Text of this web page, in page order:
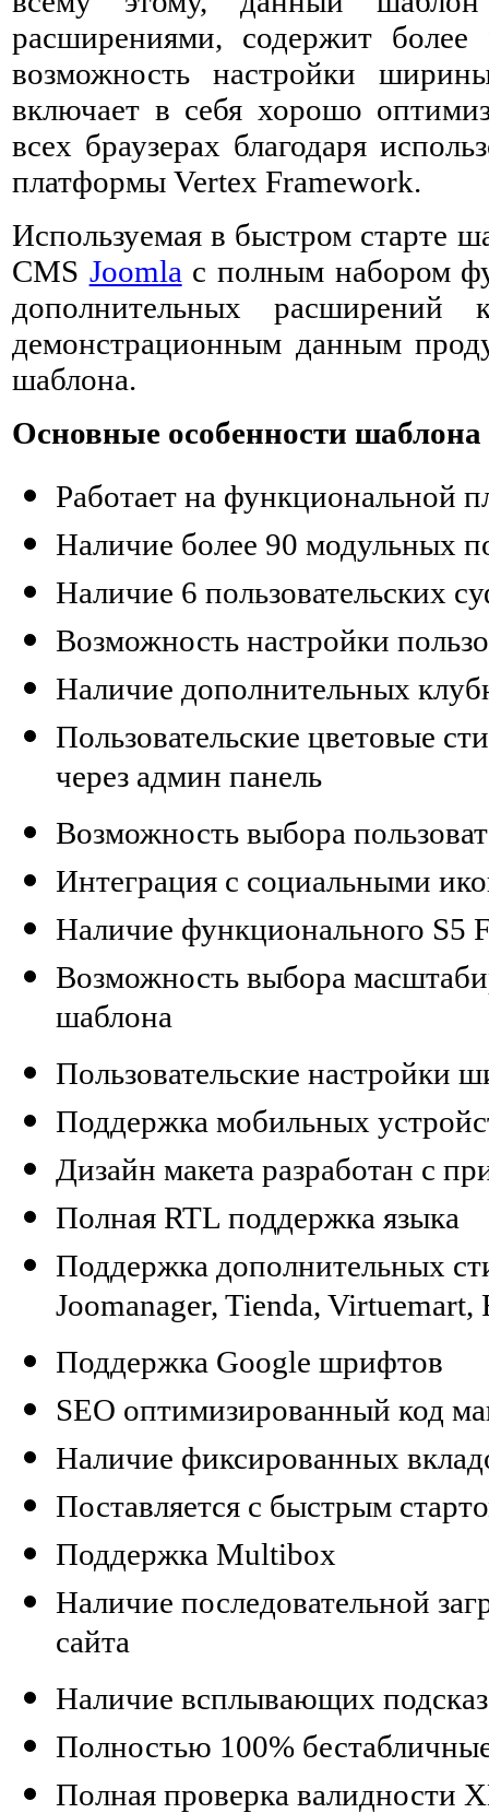
расширениями, содержит
возможность настройки
включает в себя хорошо
всех браузерах благодаря
платформы Vertex Framework.
Используемая в быстром старте
CMS Joomla c полным набором
дополнительных расширений
демонстрационным данным
шаблона.
Основные особенности шаблона
Работает на функциональной
Наличие более 90 модульных
Наличие 6 пользовательских
Возможность настройки
Наличие дополнительных
Пользовательские цветовые
через админ панель
Возможность выбора
Интеграция с социальными
Наличие функционального S5
Возможность выбора
шаблона
Пользовательские настройки
Поддержка мобильных
Дизайн макета разработан с
Полная RTL поддержка языка
Поддержка дополнительных
Joomanager, Tienda,
Поддержка Google шрифтов
SEO оптимизированный код
Наличие фиксированных
Поставляется с быстрым
Поддержка Multibox
Наличие последовательной
сайта
Наличие всплывающих
Полностью 100%
Полная проверка валидности